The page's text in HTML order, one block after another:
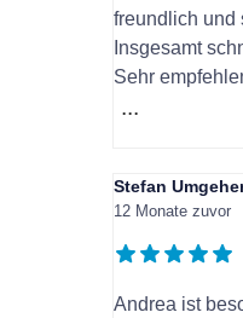
freundlich und
Insgesamt
Sehr
...
Stefan
12 Monate zuvor
Andrea ist